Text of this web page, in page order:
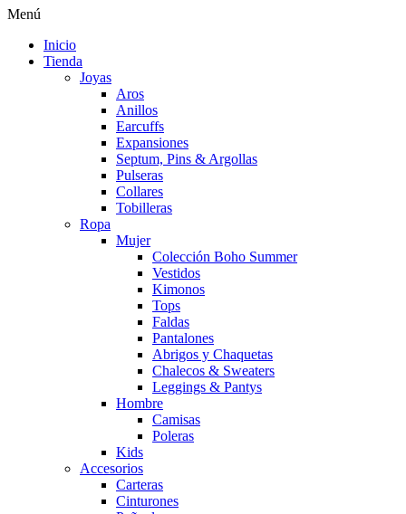
Menú
Inicio
Tienda
Joyas
Aros
Anillos
Earcuffs
Expansiones
Septum, Pins & Argollas
Pulseras
Collares
Tobilleras
Ropa
Mujer
Colección Boho Summer
Vestidos
Kimonos
Tops
Faldas
Pantalones
Abrigos y Chaquetas
Chalecos & Sweaters
Leggings & Pantys
Hombre
Camisas
Poleras
Kids
Accesorios
Carteras
Cinturones